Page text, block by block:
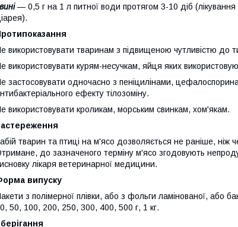
— 0,5 г на 1 л питної води протягом 3-10 діб
використовувати тваринам з підвищеною чутливістю до
використовувати курям-несучкам, яйця яких
застосовувати одночасно з пеніцилінами,
ефекту тілозоміну.
використовувати кроликам, морським свинкам, хом'якам.
тварин та птиці на м'ясо дозволяється не раніше, ніж
до зазначеного терміну м'ясо згодовують
лікаря ветеринарної медицини.
випуску
з полімерної плівки, або з фольги ламінованої, або
50, 100, 200, 250, 300, 400, 500 г, 1 кг.